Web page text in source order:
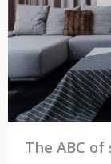
The ABC